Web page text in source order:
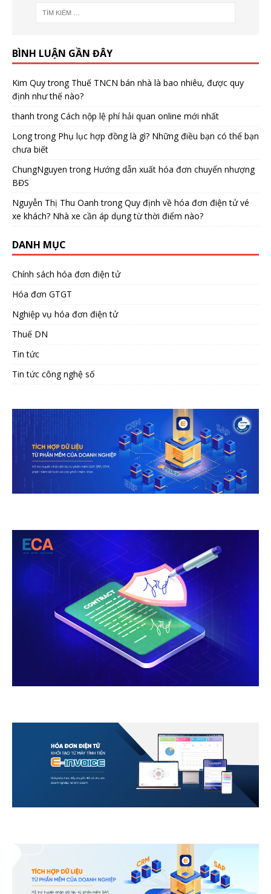
BÌNH LUẬN GẦN ĐÂY
Kim Quytrong Thuế TNCN bán nhà là bao nhiêu, được quy
định như thế nào?
thanh trongCách nộp lệ phí hải quan online mới nhất
Longtrong Phụ lục hợp đồng là gì? Những điều bạn có thể bạn
chưa biết
ChungNguyen trong Hướng dẫn xuất hóa đơn chuyển nhượng
BĐS
Nguyễn Thị Thu Oanh trongQuy định về hóa đơn điện tử vé
xe khách? Nhà xe cần áp dụng từ thời điểm nào?
DANH MỤC
Chính sách hóa đơn điện tử
Hóa đơn GTGT
Nghiệp vụ hóa đơn điện tử
Thuế DN
Tin tức
Tin tức công nghệ số